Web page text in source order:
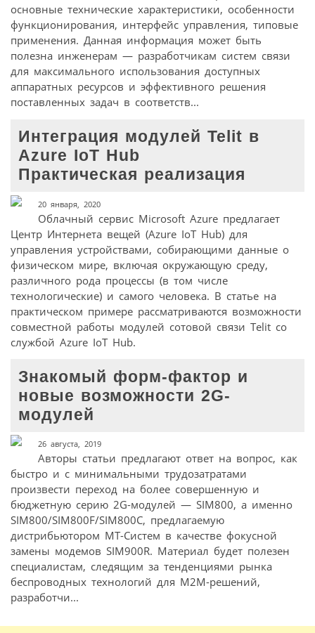
основные технические характеристики, особенности
функционирования, интерфейс управления, типовые
применения. Данная информация может быть
полезна инженерам — разработчикам систем связи
для максимального использования доступных
аппаратных ресурсов и эффективного решения
поставленных задач в соответств...
Интеграция модулей Telit в
Azure IoT Hub
Практическая реализация
20 января, 2020
Облачный сервис Microsoft Azure предлагает
Центр Интернета вещей (Azure IoT Hub) для
управления устройствами, собирающими данные о
физическом мире, включая окружающую среду,
различного рода процессы (в том числе
технологические) и самого человека. В статье на
практическом примере рассматриваются возможности
совместной работы модулей сотовой связи Telit со
службой Azure IoT Hub.
Знакомый форм-фактор и
новые возможности 2G-
модулей
26 августа, 2019
Авторы статьи предлагают ответ на вопрос, как
быстро и с минимальными трудозатратами
произвести переход на более совершенную и
бюджетную серию 2G-модулей — SIM800, а именно
SIM800/SIM800F/SIM800C, предлагаемую
дистрибьютором МТ-Систем в качестве фокусной
замены модемов SIM900R. Материал будет полезен
специалистам, следящим за тенденциями рынка
беспроводных технологий для M2M-решений,
разработчи...